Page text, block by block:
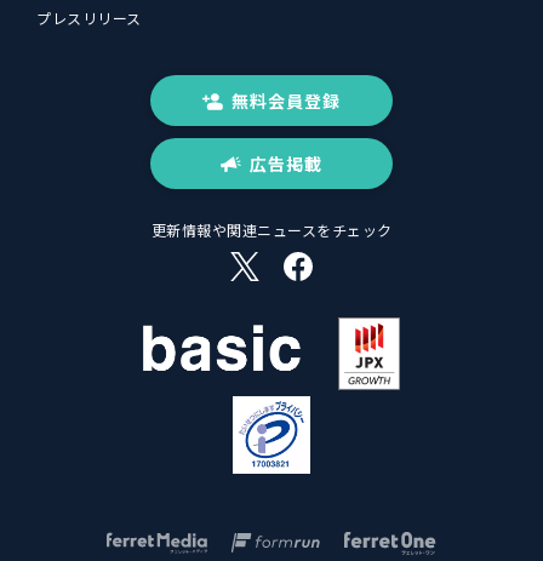
プレスリリース
無料会員登録
広告掲載
更新情報や関連ニュースをチェック